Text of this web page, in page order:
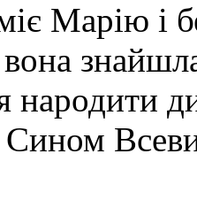
Марію і
народити